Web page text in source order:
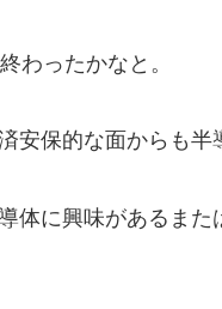
わったかなと。
安保的な面からも半
体に興味があるま